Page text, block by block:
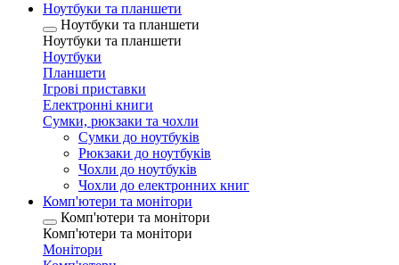
Ноутбуки та планшети
Ноутбуки та планшети
Ноутбуки та планшети
Ноутбуки
Планшети
Ігрові приставки
Електронні книги
Сумки, рюкзаки та чохли
Сумки до ноутбуків
Рюкзаки до ноутбуків
Чохли до ноутбуків
Чохли до електронних книг
Комп'ютери та монітори
Комп'ютери та монітори
Комп'ютери та монітори
Монітори